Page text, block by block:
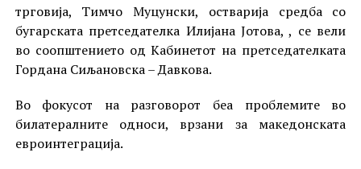
трговија, Тимчо Муцунски, остварија средба со
бугарската претседателка Илијана Јотова, , се вели
во соопштението од Кабинетот на претседателката
Гордана Сиљановска – Давкова.
Во фокусот на разговорот беа проблемите во
билатералните односи, врзани за македонската
евроинтеграција.